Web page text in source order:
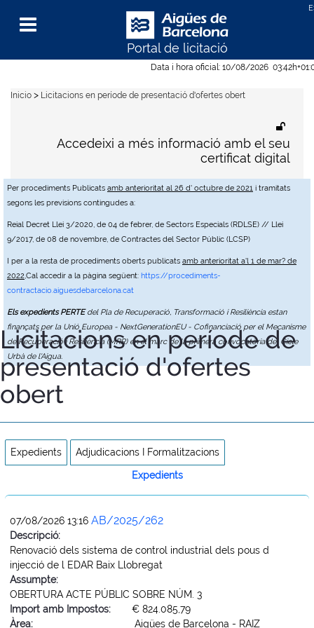
Data i hora oficial: 10/08/2026 03:42h
Per procediments Publicats amb anterioritat al 26 d' octubre de 2021 i tramitats
segons les previsions contingudes a:
Reial Decret Llei 3/2020, de 04 de febrer, de Sectors Especials (RDLSE) // Llei
9/2017, de 08 de novembre, de Contractes del Sector Públic (LCSP)
I per a la resta de procediments oberts publicats amb anterioritat a'l 1 de mar? de
2022,Cal accedir a la pàgina següent: https://procediments-
contractacio.aiguesdebarcelona.cat
Els expedients PERTEdel Pla de Recuperació, Transformació i Resiliència estan
finançats per la Unió Europea - NextGenerationEU - Cofinanciació per el Mecanisme
de Recuperació i Resiliència (MRR) en el marc de la primera convocatòria del Cicle
Urbà de l'Aigua.
Portal de licitació
Menu
Accedeixi a més informació amb el seu
certificat digital
Inicio > Licitacions en període de presentació d'ofertes obert
Licitacions en període de
presentació d'ofertes
obert
Expedients Adjudicacions I Formalitzacions
Expedients
07/08/2026 13:16 AB/2025/262
Descripció:
Renovació dels sistema de control industrial dels pous d
injecció de l EDAR Baix Llobregat
Assumpte:
OBERTURA ACTE PÚBLIC SOBRE NÚM. 3
Import amb Impostos:
€ 824.085,79
Àrea:
Aigües de Barcelona - RAIZ